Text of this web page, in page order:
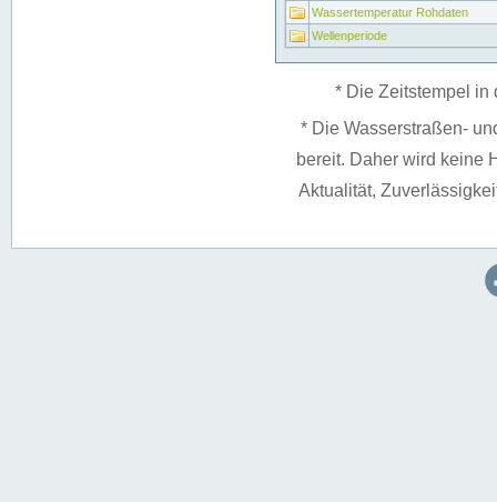
Wassertemperatur Rohdaten
Wellenperiode
* Die Zeitstempel in
* Die Wasserstraßen-
bereit. Daher wird keine
Aktualität,